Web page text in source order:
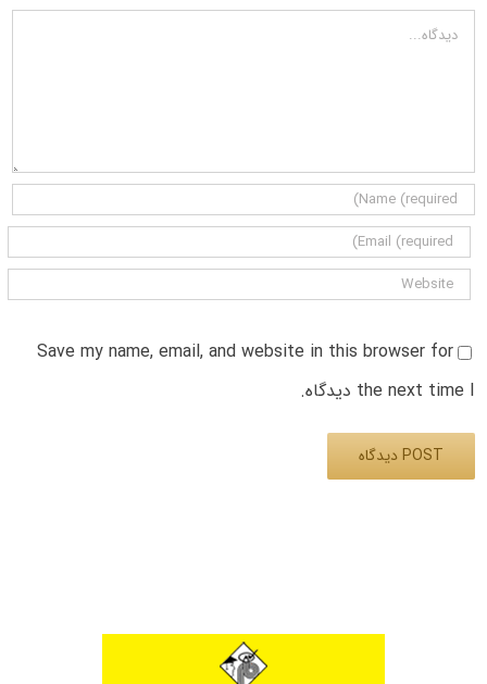
دیدگاه
Save my name, email, and website in this browser for
the next time I دیدگاه.